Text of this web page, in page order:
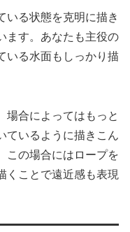
る状態を克明に描き
ます。あなたも主役の
いる水面もしっかり描
合によってはもっと
ているように描きこん
この場合にはロープを
くことで遠近感も表現